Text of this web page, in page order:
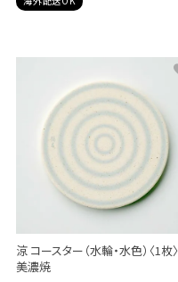
涼 コースター（水輪・水色）〈1枚〉
美濃焼